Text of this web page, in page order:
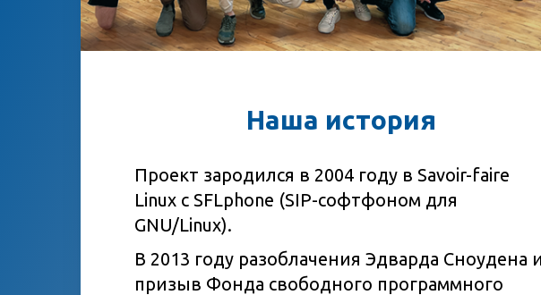
Наша история
Проект зародился в 2004 году в Savoir-faire
Linux с SFLphone (SIP-софтфоном для
GNU/Linux).
В 2013 году разоблачения Эдварда Сноудена и
призыв Фонда свободного программного